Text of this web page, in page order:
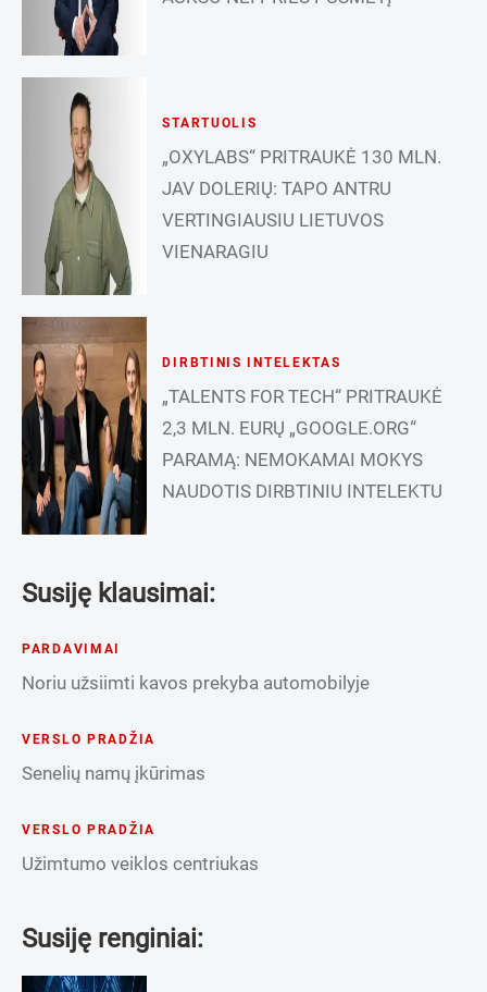
STARTUOLIS
„OXYLABS“ PRITRAUKĖ 130 MLN.
JAV DOLERIŲ: TAPO ANTRU
VERTINGIAUSIU LIETUVOS
VIENARAGIU
DIRBTINIS INTELEKTAS
„TALENTS FOR TECH“ PRITRAUKĖ
2,3 MLN. EURŲ „GOOGLE.ORG“
PARAMĄ: NEMOKAMAI MOKYS
NAUDOTIS DIRBTINIU INTELEKTU
Susiję klausimai:
PARDAVIMAI
Noriu užsiimti kavos prekyba automobilyje
VERSLO PRADŽIA
Senelių namų įkūrimas
VERSLO PRADŽIA
Užimtumo veiklos centriukas
Susiję renginiai: